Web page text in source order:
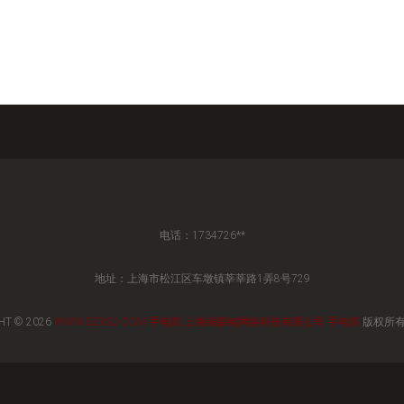
电话：1734726**
地址：上海市松江区车墩镇莘莘路1弄8号729
© 2026 WWW.DZKSJ.COM 手电筒 上海锦森铭网络科技有限公司 手电筒 版权所有